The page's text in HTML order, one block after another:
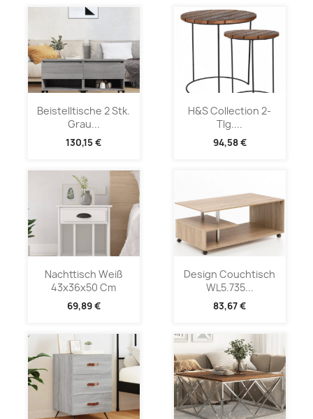
Beistelltische 2 Stk.
Grau...
130,15 €
H&S Collection 2-
Tlg....
94,58 €
Nachttisch Weiß
43x36x50 Cm
69,89 €
Design Couchtisch
WL5.735...
83,67 €